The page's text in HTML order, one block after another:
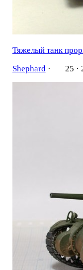
Тяжелый танк
Shephard · 25 ·